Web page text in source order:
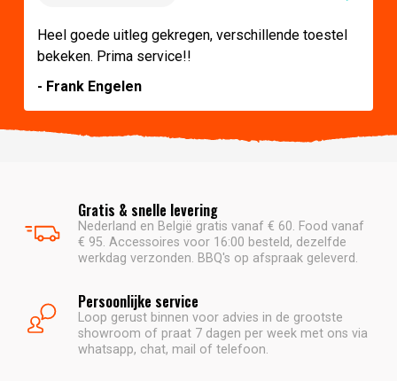
Heel goede uitleg gekregen, verschillende toestel
bekeken. Prima service!!
- Frank Engelen
Gratis & snelle levering
Nederland en België gratis vanaf € 60. Food vanaf
€ 95. Accessoires voor 16:00 besteld, dezelfde
werkdag verzonden. BBQ's op afspraak geleverd.
Persoonlijke service
Loop gerust binnen voor advies in de grootste
showroom of praat 7 dagen per week met ons via
whatsapp, chat, mail of telefoon.